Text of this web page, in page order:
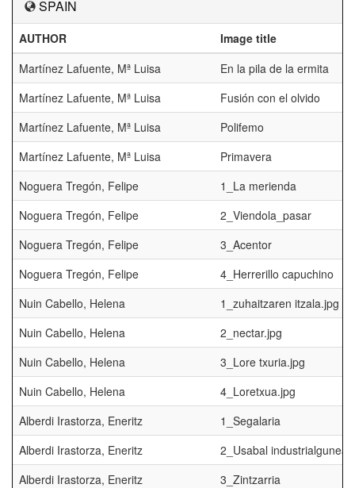
SPAIN
AUTHOR
Image title
Martínez Lafuente, Mª Luisa
En la pila de la ermita
Martínez Lafuente, Mª Luisa
Fusión con el olvido
Martínez Lafuente, Mª Luisa
Polifemo
Martínez Lafuente, Mª Luisa
Primavera
Noguera Tregón, Felipe
1_La merienda
Noguera Tregón, Felipe
2_Viendola_pasar
Noguera Tregón, Felipe
3_Acentor
Noguera Tregón, Felipe
4_Herrerillo capuchino
Nuin Cabello, Helena
1_zuhaitzaren itzala.jpg
Nuin Cabello, Helena
2_nectar.jpg
Nuin Cabello, Helena
3_Lore txuria.jpg
Nuin Cabello, Helena
4_Loretxua.jpg
Alberdi Irastorza, Eneritz
1_Segalaria
Alberdi Irastorza, Eneritz
2_Usabal industrialgunea
Alberdi Irastorza, Eneritz
3_Zintzarria